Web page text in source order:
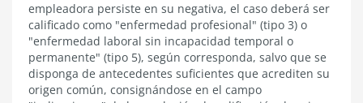
empleadora persiste en su negativa, el caso deberá ser
calificado como "enfermedad profesional" (tipo 3) o
"enfermedad laboral sin incapacidad temporal o
permanente" (tipo 5), según corresponda, salvo que se
disponga de antecedentes suficientes que acrediten su
origen común, consignándose en el campo